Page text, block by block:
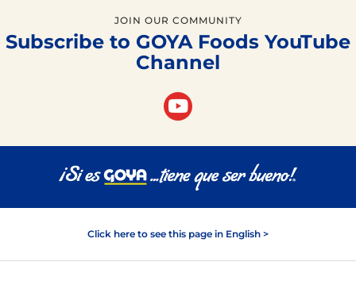
JOIN OUR COMMUNITY
Subscribe to GOYA Foods YouTube
Channel
Click here to see this page in English >